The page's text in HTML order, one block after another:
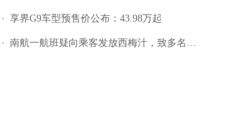
享界G9车型预售价公布：43.98万起
南航一航班疑向乘客发放西梅汁，致多名乘客在飞行途中排队上厕所！乘客：机上100多人只有2个厕所；客服回应：并非每架飞机都会发放西梅汁